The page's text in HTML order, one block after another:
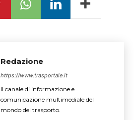
Redazione
https://www.trasportale.it
Il canale di informazione e
comunicazione multimediale del
mondo del trasporto.